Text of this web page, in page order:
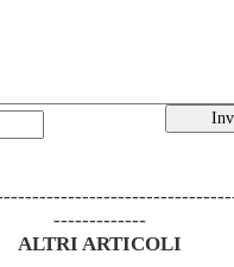
-------------
ALTRI ARTICOLI